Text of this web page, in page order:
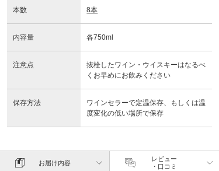
本数 8本
内容量 各750ml
注意点
抜栓したワイン・ウイスキーはなるべ
くお早めにお飲みください
保存方法
ワインセラーで定温保存、もしくは温
度変化の低い場所で保存
お届け内容
レビュー
・口コミ